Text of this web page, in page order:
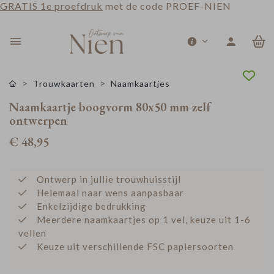
GRATIS 1e proefdruk met de code PROEF-NIEN
Trouwkaarten Naamkaartjes
Naamkaartje boogvorm 80x50 mm zelf
ontwerpen
€ 48,95
Ontwerp in jullie trouwhuisstijl
Helemaal naar wens aanpasbaar
Enkelzijdige bedrukking
Meerdere naamkaartjes op 1 vel, keuze uit 1-6
vellen
Keuze uit verschillende FSC papiersoorten